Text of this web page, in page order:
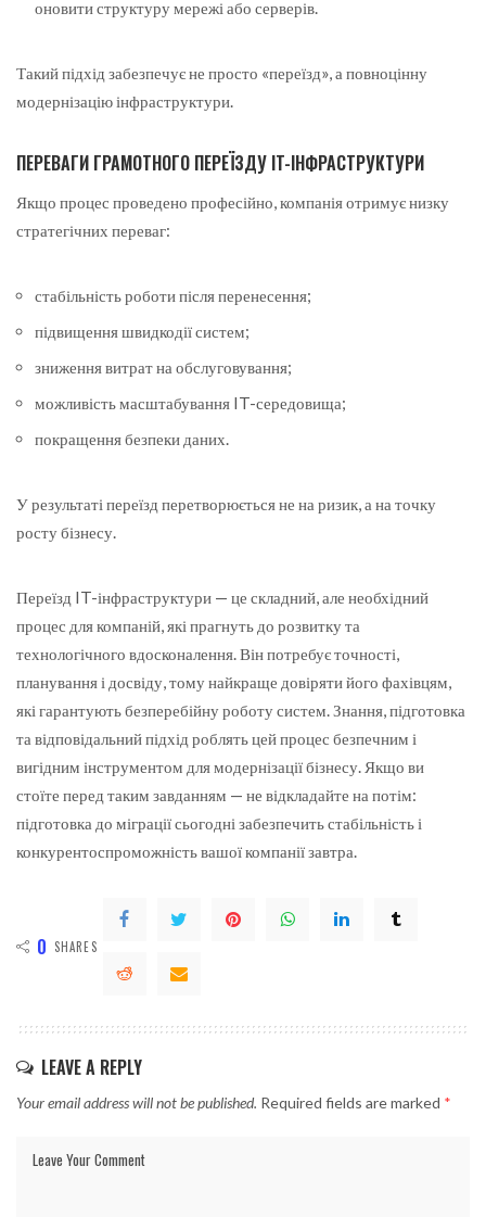
оновити структуру мережі або серверів.
Такий підхід забезпечує не просто «переїзд», а повноцінну
модернізацію інфраструктури.
ПЕРЕВАГИ ГРАМОТНОГО ПЕРЕЇЗДУ IT-ІНФРАСТРУКТУРИ
Якщо процес проведено професійно, компанія отримує низку
стратегічних переваг:
стабільність роботи після перенесення;
підвищення швидкодії систем;
зниження витрат на обслуговування;
можливість масштабування IT-середовища;
покращення безпеки даних.
У результаті переїзд перетворюється не на ризик, а на точку
росту бізнесу.
Переїзд IT-інфраструктури — це складний, але необхідний
процес для компаній, які прагнуть до розвитку та
технологічного вдосконалення. Він потребує точності,
планування і досвіду, тому найкраще довіряти його фахівцям,
які гарантують безперебійну роботу систем. Знання, підготовка
та відповідальний підхід роблять цей процес безпечним і
вигідним інструментом для модернізації бізнесу. Якщо ви
стоїте перед таким завданням — не відкладайте на потім:
підготовка до міграції сьогодні забезпечить стабільність і
конкурентоспроможність вашої компанії завтра.
0 SHARES
LEAVE A REPLY
Your email address will not be published. Required fields are marked *